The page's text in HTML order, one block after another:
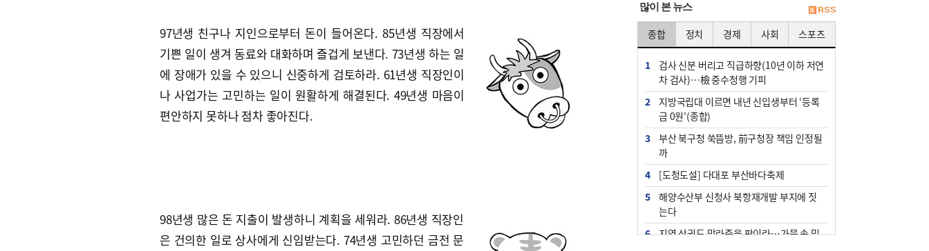
97년생 친구나 지인으로부터 돈이 들어온다. 85년생 직장에서
기쁜 일이 생겨 동료와 대화하며 즐겁게 보낸다. 73년생 하는 일
에 장애가 있을 수 있으니 신중하게 검토하라. 61년생 직장인이
나 사업가는 고민하는 일이 원활하게 해결된다. 49년생 마음이
편안하지 못하나 점차 좋아진다.
98년생 많은 돈 지출이 발생하니 계획을 세워라. 86년생 직장인
은 건의한 일로 상사에게 신임받는다. 74년생 고민하던 금전 문
많이 본 뉴스
종합 정치 경제 사회 스포츠
1
검사 신분 버리고 직급하향(10년 이하 저연
차 검사)…檢 중수청행 기피
2
지방국립대 이르면 내년 신입생부터 ‘등록
금 0원’(종합)
3
부산 북구청 쑥뜸방, 前구청장 책임 인정될
까
4
[도청도설] 다대포 부산바다축제
5
해양수산부 신청사 북항재개발 부지에 짓
는다
6
지역 상권도 말라죽을 판이라…가뭄 속 밀